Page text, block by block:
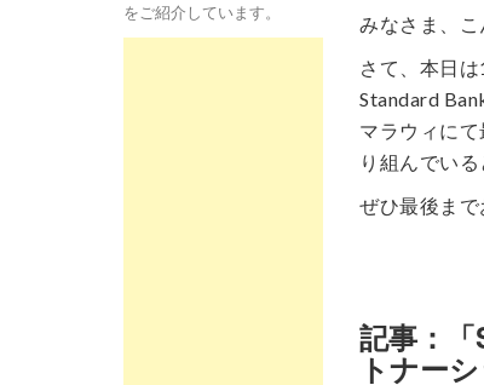
をご紹介しています。
みなさま、こ
さて、本日
Standard
マラウィに
り組んでい
ぜひ最後まで
記事：
トナー